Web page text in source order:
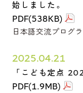
始しました。
PDF(538KB)
日本語交流プログ
2025.04.21
「こども定点
PDF(1.9MB)